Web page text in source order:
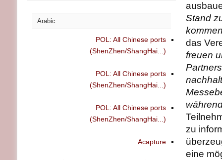
Stand
das
freuen
zu
eine
Arabic
POL: All Chinese ports
(ShenZhen/ShangHai...)
POL: All Chinese ports
(ShenZhen/ShangHai...)
POL: All Chinese ports
(ShenZhen/ShangHai...)
Acapture